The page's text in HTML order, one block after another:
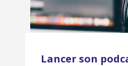
Lancer son